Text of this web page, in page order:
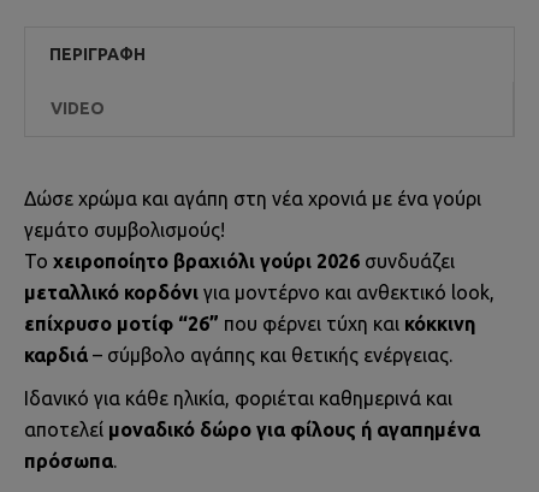
ΠΕΡΙΓΡΑΦΉ
VIDEO
Δώσε χρώμα και αγάπη στη νέα χρονιά με ένα γούρι
γεμάτο συμβολισμούς!
Το χειροποίητο βραχιόλι γούρι 2026 συνδυάζει
μεταλλικό κορδόνι για μοντέρνο και ανθεκτικό look,
επίχρυσο μοτίφ “26” που φέρνει τύχη και κόκκινη
καρδιά – σύμβολο αγάπης και θετικής ενέργειας.
Ιδανικό για κάθε ηλικία, φοριέται καθημερινά και
αποτελεί μοναδικό δώρο για φίλους ή αγαπημένα
πρόσωπα.